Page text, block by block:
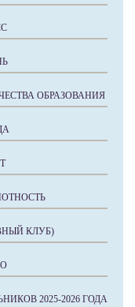
ОБРАЗОВАНИЯ
КЛУБ)
2025-2026 ГОДА